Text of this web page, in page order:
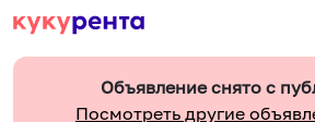
Объявление снято с
Посмотреть другие